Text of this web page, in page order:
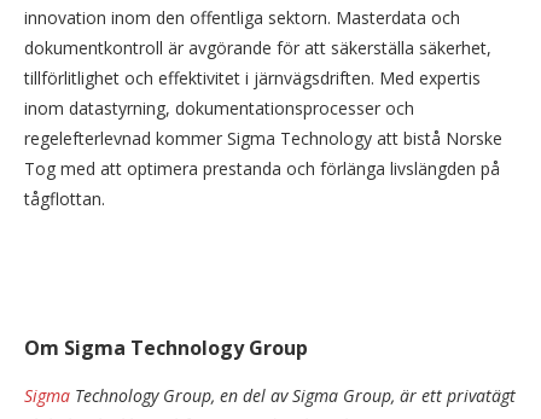
innovation inom den offentliga sektorn. Masterdata och
dokumentkontroll är avgörande för att säkerställa säkerhet,
tillförlitlighet och effektivitet i järnvägsdriften. Med expertis
inom datastyrning, dokumentationsprocesser och
regelefterlevnad kommer Sigma Technology att bistå Norske
Tog med att optimera prestanda och förlänga livslängden på
tågflottan.
Om Sigma Technology Group
Sigma Technology Group, en del av Sigma Group, är ett privatägt